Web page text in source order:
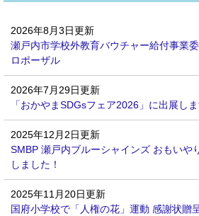
2026年8月3日更新
瀬戸内市学校外教育バウチャー給付事業
ロポーザル
2026年7月29日更新
「おかやまSDGsフェア2026」に出展し
2025年12月2日更新
SMBP 瀬戸内ブルーシャインズ おもいや
しました！
2025年11月20日更新
国府小学校で「人権の花」運動 感謝状贈